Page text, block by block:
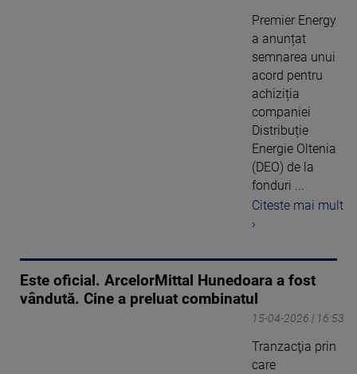
Premier Energy
a anunțat
semnarea unui
acord pentru
achiziția
companiei
Distribuție
Energie Oltenia
(DEO) de la
fonduri ...
Citeste mai mult
›
Este oficial. ArcelorMittal Hunedoara a fost
vândută. Cine a preluat combinatul
15-04-2026 | 16:53
Tranzacţia prin
care